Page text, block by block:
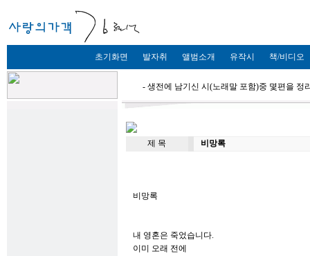
초기화면 발자취 앨범소개 유작시 책/비디오
- 생전에 남기신 시(노래말 포함)중 몇편을 정
제 목 비망록
비망록
내 영혼은 죽었습니다.
이미 오래 전에